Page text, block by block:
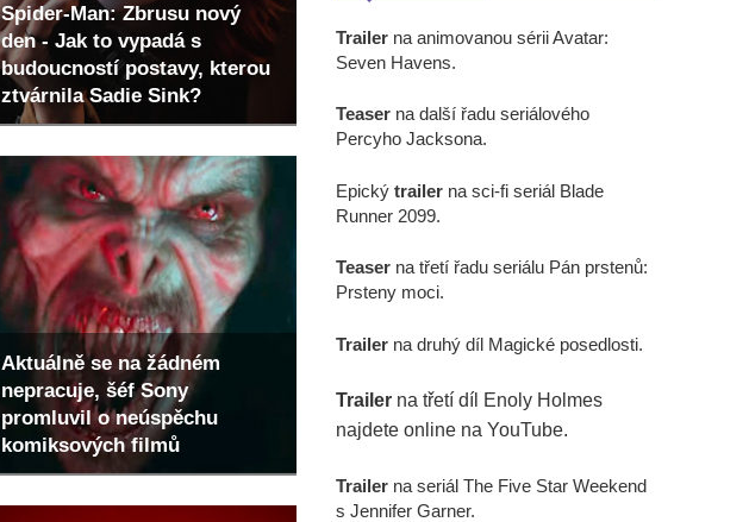
Spider-Man: Zbrusu nový
den - Jak to vypadá s
budoucností postavy, kterou
ztvárnila Sadie Sink?
Aktuálně se na žádném
nepracuje, šéf Sony
promluvil o neúspěchu
komiksových filmů
Trailer na animovanou sérii Avatar:
Seven Havens.
Teaser na další řadu seriálového
Percyho Jacksona.
Epický trailer na sci-fi seriál Blade
Runner 2099.
Teaser na třetí řadu seriálu Pán prstenů:
Prsteny moci.
Trailer na druhý díl Magické posedlosti.
Trailer na třetí díl Enoly Holmes
najdete online na YouTube.
Trailer na seriál The Five Star Weekend
s Jennifer Garner.